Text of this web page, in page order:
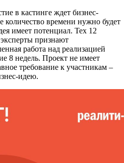
в кастинге ждет бизнес-
количество времени нужно будет
имеет потенциал. Тех 12
признают
работа над реализацией
8 недель. Проект не имеет
требование к участникам –
идею.